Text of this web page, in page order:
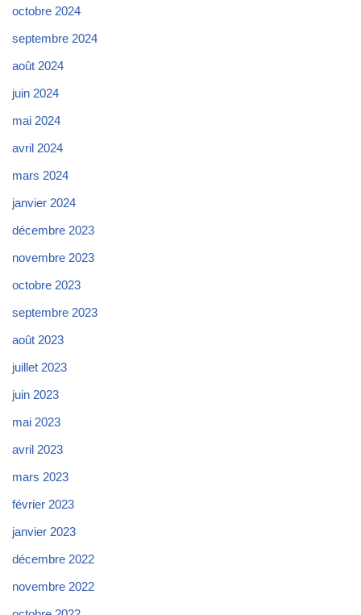
octobre 2024
septembre 2024
août 2024
juin 2024
mai 2024
avril 2024
mars 2024
janvier 2024
décembre 2023
novembre 2023
octobre 2023
septembre 2023
août 2023
juillet 2023
juin 2023
mai 2023
avril 2023
mars 2023
février 2023
janvier 2023
décembre 2022
novembre 2022